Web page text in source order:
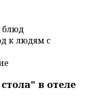
блюд
к людям с
в отеле